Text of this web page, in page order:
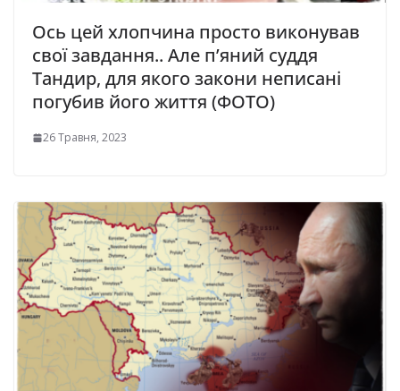
Ось цей хлопчина просто виконував
свої завдання.. Але п’яний суддя
Тандир, для якого закони неписані
погубив його життя (ФОТО)
26 Травня, 2023